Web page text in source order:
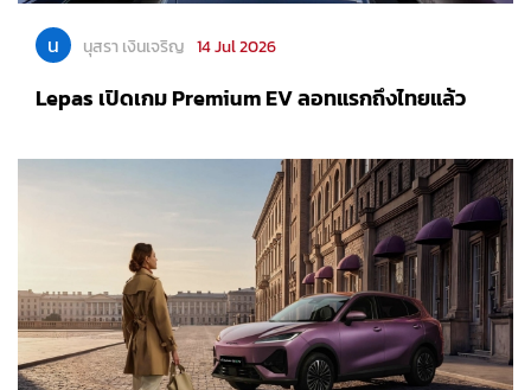
น นุสรา เงินเจริญ 14 Jul 2026
Lepas เปิดเกม Premium EV ลอทแรกถึงไทยแล้ว